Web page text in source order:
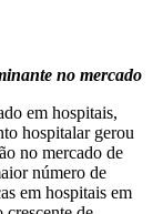
no mercado
em hospitais,
hospitalar gerou
no mercado de
número de
em hospitais em